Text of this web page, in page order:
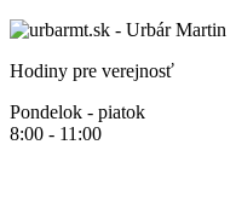
Hodiny pre verejnosť
Pondelok - piatok
8:00 - 11:00